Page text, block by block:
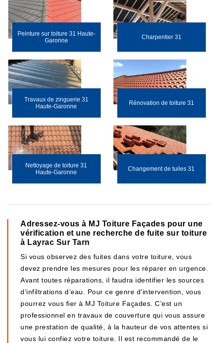
Peinture sur toiture 31 Haute-
Garonne
Charpentier 31
Travaux de zinguerie 31
Haute-Garonne
Rénovation de toiture 31
Nettoyage de toiture 31
Haute-Garonne
Changement de tuiles 31
Adressez-vous à MJ Toiture Façades pour une
vérification et une recherche de fuite sur toiture
à Layrac Sur Tarn
Si vous observez des fuites dans votre toiture, vous
devez prendre les mesures pour les réparer en urgence.
Avant toutes réparations, il faudra identifier les sources
d’infiltrations d’eau. Pour ce genre d’intervention, vous
pourrez vous fier à MJ Toiture Façades. C’est un
professionnel en travaux de couverture qui vous assure
une prestation de qualité, à la hauteur de vos attentes si
vous lui confiez votre toiture. Il est recommandé de le